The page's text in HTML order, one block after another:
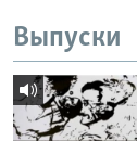
Выпуски